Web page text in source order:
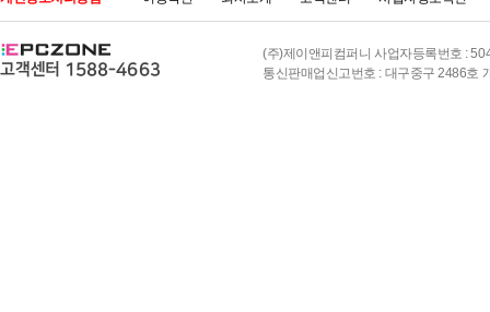
(주)제이앤피컴퍼니 사업자등록번호 :
통신판매업신고번호 : 대구중구 2486호